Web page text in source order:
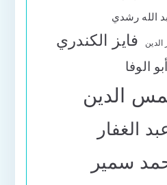
الله رشدي
الدين فايز الكندري
الوفا
الدين
الغفار
سمير